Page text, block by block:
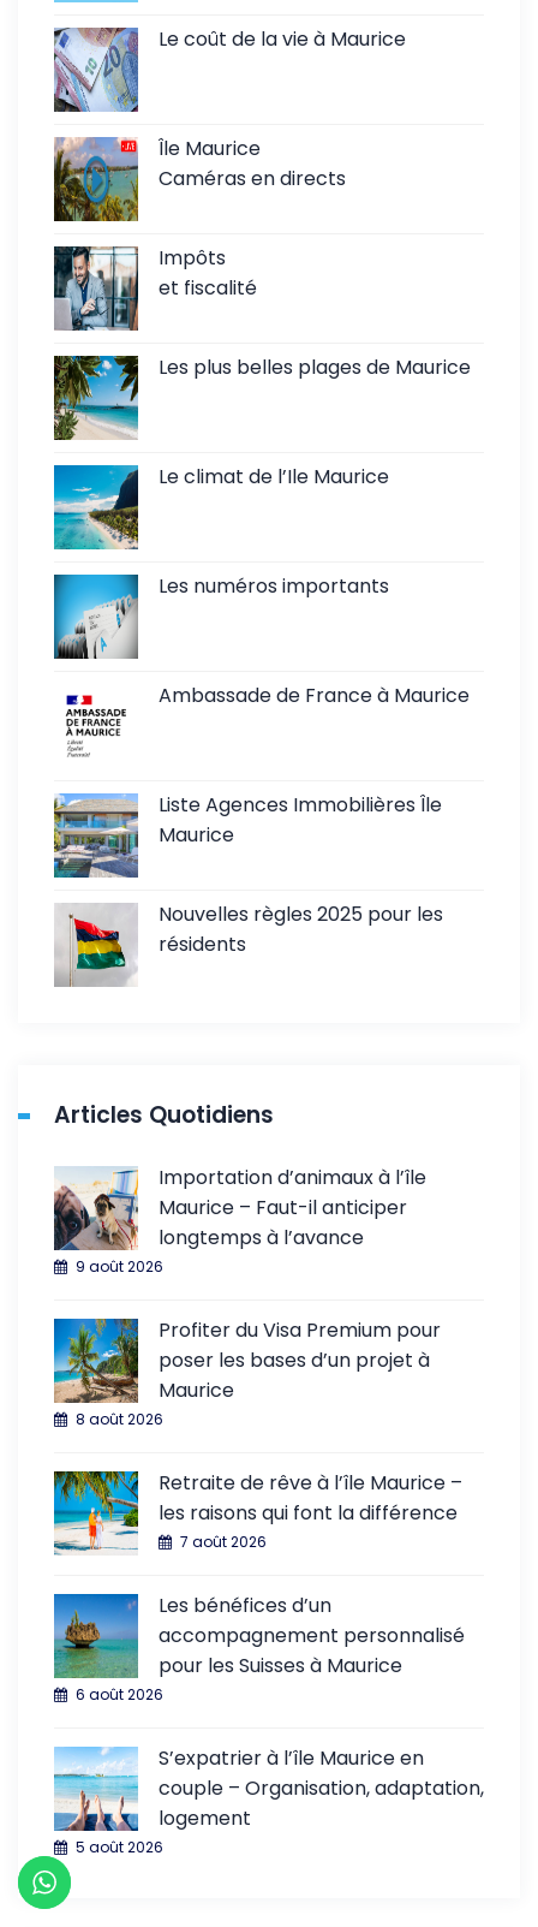
Le coût de la vie à Maurice
Île Maurice
Caméras en directs
Impôts
et fiscalité
Les plus belles plages de Maurice
Le climat de l’Ile Maurice
Les numéros importants
Ambassade de France à Maurice
Liste Agences Immobilières Île
Maurice
Nouvelles règles 2025 pour les
résidents
Articles Quotidiens
Importation d’animaux à l’île
Maurice – Faut-il anticiper
longtemps à l’avance
9 août 2026
Profiter du Visa Premium pour
poser les bases d’un projet à
Maurice
8 août 2026
Retraite de rêve à l’île Maurice –
les raisons qui font la différence
7 août 2026
Les bénéfices d’un
accompagnement personnalisé
pour les Suisses à Maurice
6 août 2026
S’expatrier à l’île Maurice en
couple – Organisation, adaptation,
logement
5 août 2026